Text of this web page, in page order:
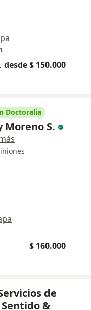
desde $ 150.000
Doctoralia
Moreno S.
$ 160.000
de
&